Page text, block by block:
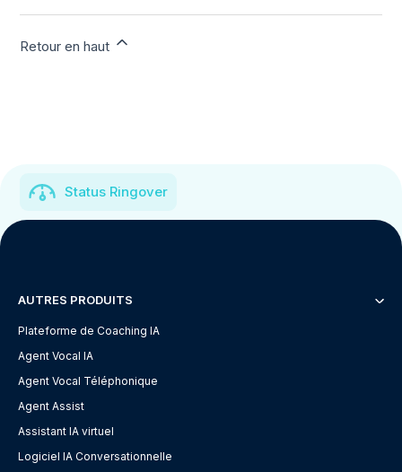
Retour en haut
Status Ringover
AUTRES PRODUITS
Plateforme de Coaching IA
Agent Vocal IA
Agent Vocal Téléphonique
Agent Assist
Assistant IA virtuel
Logiciel IA Conversationnelle